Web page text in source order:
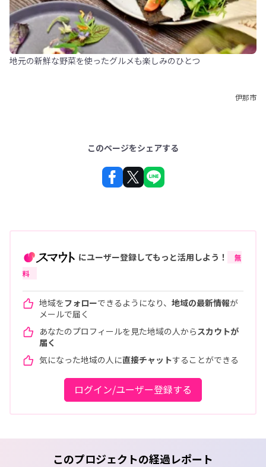
地元の新鮮な野菜を使ったグルメも楽しみのひとつ
伊那市
このページをシェアする
にユーザー登録してもっと活用しよう！
無
料
地域をフォローできるようになり、 地域の最新情報が
メールで届く
あなたのプロフィールを見た地域の人から スカウトが
届く
気になった地域の人に直接チャットすることができる
ログイン/ユーザー登録する
このプロジェクトの経過レポート